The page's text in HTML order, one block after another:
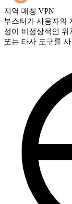
완벽해요! 진행 상
네, 모든 경기가 종
플레이를 직접 보고
하세요.
정말 감사합니다, 최
지역 매칭 VPN
부스터가 사용자의
정이 비정상적인 위
또는 타사 도구를